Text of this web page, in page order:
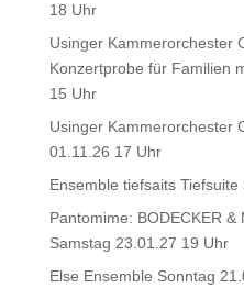
18 Uhr
Usinger Kammerorchester
Konzertprobe für Familien
15 Uhr
Usinger Kammerorchester
01.11.26 17 Uhr
Ensemble tiefsaits
Pantomime: BODECKER &
Samstag 23.01.27 19 Uhr
Else Ensemble Sonntag